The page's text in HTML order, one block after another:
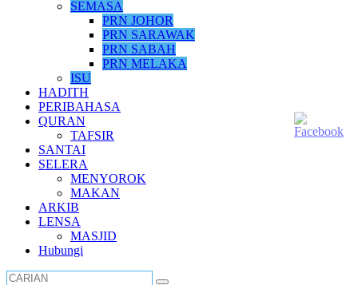
SEMASA
PRN JOHOR
PRN SARAWAK
PRN SABAH
PRN MELAKA
ISU
HADITH
PERIBAHASA
QURAN
TAFSIR
SANTAI
SELERA
MENYOROK
MAKAN
ARKIB
LENSA
MASJID
Hubungi